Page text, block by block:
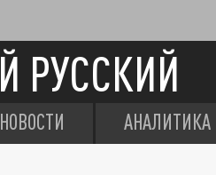
РУССКИЙ
НОВОСТИ АНАЛИТИКА